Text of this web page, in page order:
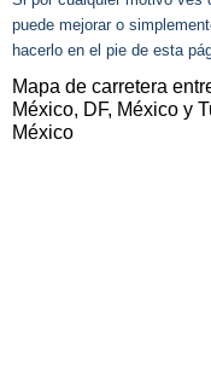
puede mejorar o
hacerlo en el pie de esta
Mapa de carretera
México, DF, México y
México